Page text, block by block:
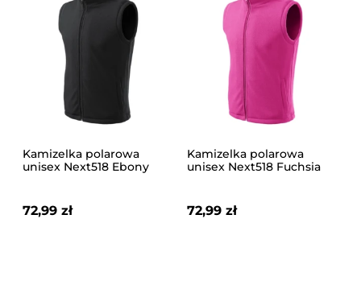
Kamizelka polarowa
unisex Next518 Ebony
72,99 zł
Kamizelka polarowa
unisex Next518 Fuchsia
72,99 zł